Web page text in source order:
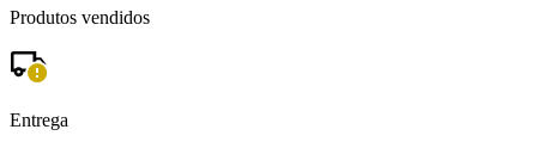
Produtos vendidos
Entrega